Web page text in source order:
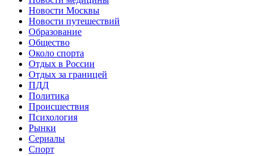
Новости Москвы
Новости путешествий
Образование
Общество
Около спорта
Отдых в России
Отдых за границей
ПДД
Политика
Происшествия
Психология
Рынки
Сериалы
Спорт